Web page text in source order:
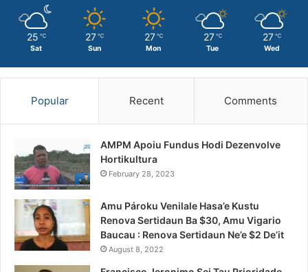
25 ℃
Sat
27 ℃
Sun
27 ℃
Mon
27 ℃
Tue
27 ℃
Wed
Popular Recent Comments
AMPM Apoiu Fundus Hodi Dezenvolve
Hortikultura
February 28, 2023
Amu Pároku Venilale Hasa’e Kustu
Renova Sertidaun Ba $30, Amu Vigario
Baucau : Renova Sertidaun Ne’e $2 De’it
August 8, 2022